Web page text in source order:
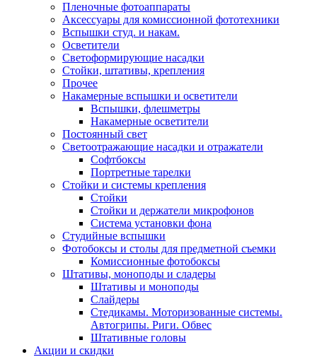
Пленочные фотоаппараты
Аксессуары для комиссионной фототехники
Вспышки студ. и накам.
Осветители
Светоформирующие насадки
Стойки, штативы, крепления
Прочее
Накамерные вспышки и осветители
Вспышки, флешметры
Накамерные осветители
Постоянный свет
Светоотражающие насадки и отражатели
Софтбоксы
Портретные тарелки
Стойки и системы крепления
Стойки
Стойки и держатели микрофонов
Система установки фона
Студийные вспышки
Фотобоксы и столы для предметной съемки
Комиссионные фотобоксы
Штативы, моноподы и сладеры
Штативы и моноподы
Слайдеры
Стедикамы. Моторизованные системы.
Автогрипы. Риги. Обвес
Штативные головы
Акции и скидки